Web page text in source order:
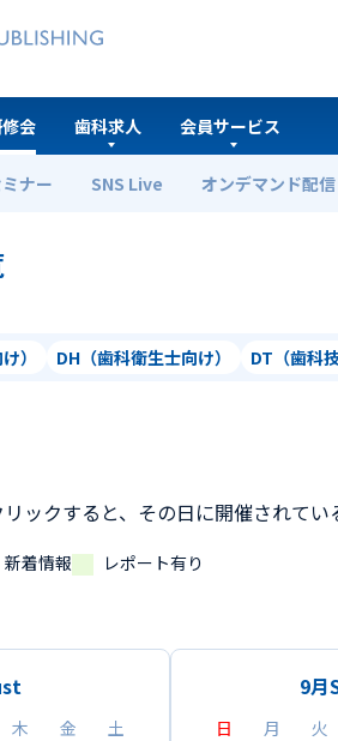
会
ナー SNS Live オンデマンド配信
歯科求人 会員サービス
） DH（歯科衛生士向け） DT（歯科
ックすると、その日に開催されてい
新着情報 レポート有り
木 金
土
9月
日 月 火